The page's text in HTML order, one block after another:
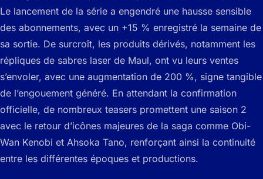
Le lancement de la série a engendré une hausse sensible
des abonnements, avec un +15 % enregistré la semaine de
sa sortie. De surcroît, les produits dérivés, notamment les
répliques de sabres laser de Maul, ont vu leurs ventes
s’envoler, avec une augmentation de 200 %, signe tangible
de l’engouement généré. En attendant la confirmation
officielle, de nombreux teasers promettent une saison 2
avec le retour d’icônes majeures de la saga comme Obi-
Wan Kenobi et Ahsoka Tano, renforçant ainsi la continuité
entre les différentes époques et productions.